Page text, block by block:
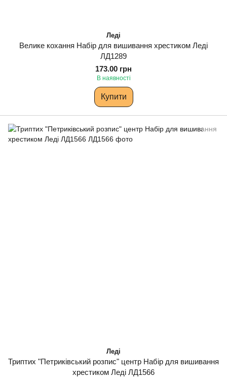
Леді
Велике кохання Набір для вишивання хрестиком Леді
ЛД1289
173.00 грн
В наявності
Купити
Леді
Триптих "Петриківський розпис" центр Набір для вишивання
хрестиком Леді ЛД1566